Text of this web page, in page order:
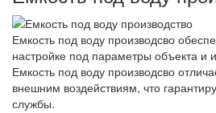
Емкость под воду производсво
настройке под параметры объекта и
Емкость под воду производсво
внешним воздействиям, что
службы.